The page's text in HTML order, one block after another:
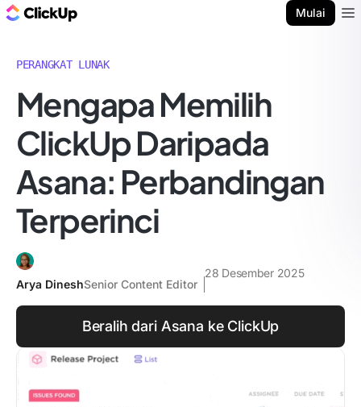
Mulai
PERANGKAT LUNAK
Mengapa Memilih
ClickUp Daripada
Asana: Perbandingan
Terperinci
Arya DineshSenior Content Editor
28 Desember 2025
Beralih dari Asana ke ClickUp